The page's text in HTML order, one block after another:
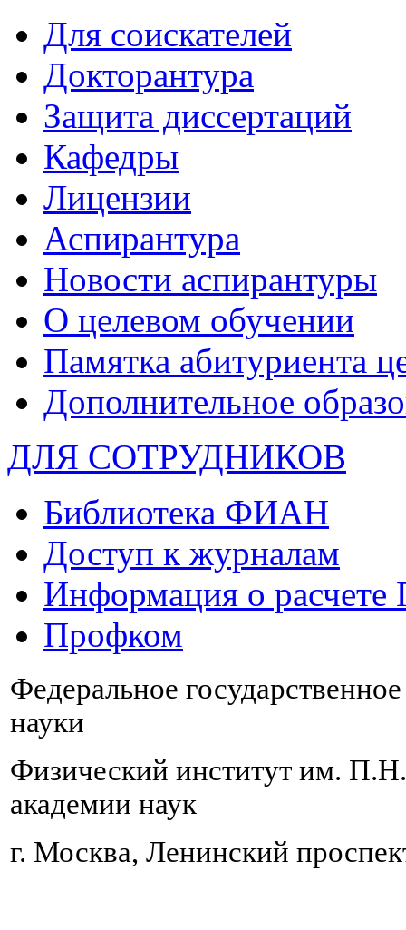
Для соискателей
Докторантура
Защита диссертаций
Кафедры
Лицензии
Аспирантура
Новости аспирантуры
О целевом обучении
Памятка абитуриента
Дополнительное
ДЛЯ СОТРУДНИКОВ
Библиотека ФИАН
Доступ к журналам
Информация о
Профком
Федеральное
науки
Физический институт им.
академии наук
г. Москва, Ленинский